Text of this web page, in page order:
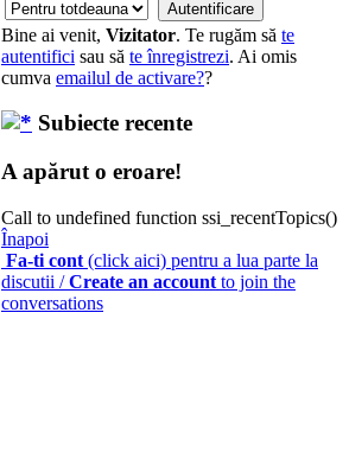
Bine ai venit, Vizitator. Te rugăm să te
autentifici sau să te înregistrezi. Ai omis
cumva emailul de activare??
Subiecte recente
A apărut o eroare!
Call to undefined function ssi_recentTopics()
Înapoi
Fa-ti cont (click aici) pentru a lua parte la
discutii /Create an account to join the
conversations